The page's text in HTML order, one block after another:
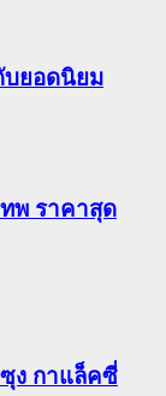
บยอดนิยม
พ ราคาสุด
ซุง กาแล็คซี่